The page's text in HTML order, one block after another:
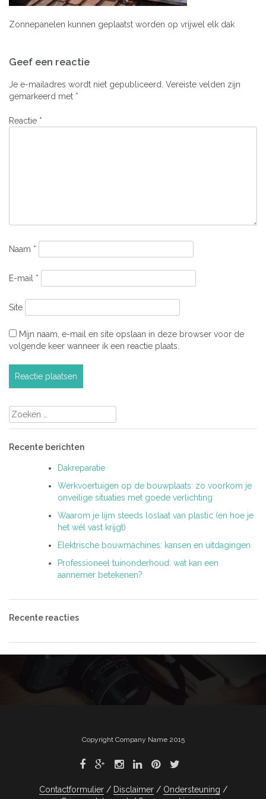
Zonnepanelen kunnen geplaatst worden op vrijwel elk dak
navigatie
Geef een reactie
Je e-mailadres wordt niet gepubliceerd. Vereiste velden zijn
gemarkeerd met *
Reactie *
Naam *
E-mail *
Site
Mijn naam, e-mail en site opslaan in deze browser voor de
volgende keer wanneer ik een reactie plaats.
Zoeken
naar:
Recente berichten
Dakreparatie
Werkvoertuigen op de bouwplaats: zo voorkom je
onveilige situaties met goede verlichting
Waarom je lijm steeds loslaat van plastic (en hoe je
het wél vast krijgt)
Elektrische bouwmachines: kansen en uitdagingen
Professioneel tuinonderhoud: wat kan een
aannemer betekenen?
Recente reacties
Copyright Company Name 2015
Contactformulier Disclaimer
Ondersteuning